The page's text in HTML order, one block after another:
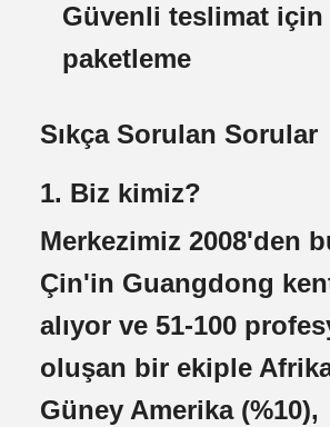
Güvenli teslimat
paketleme
Sıkça Sorulan Sorular
1. Biz kimiz?
Merkezimiz 2008'den
Çin'in Guangdong
alıyor ve 51-100
oluşan bir ekiple
Güney Amerika (%10),